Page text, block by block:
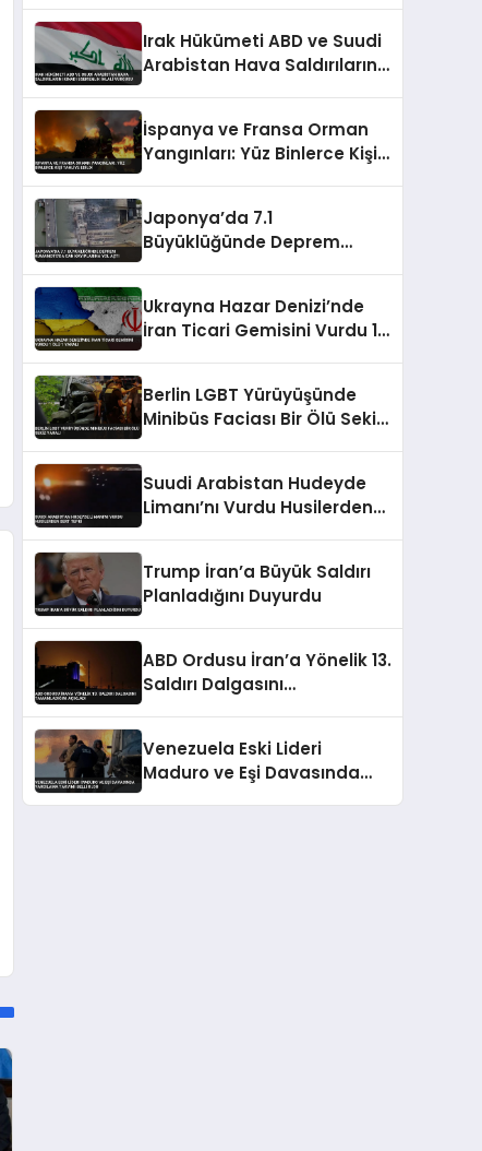
Irak Hükümeti ABD ve Suudi
Arabistan Hava Saldırılarını
İspanya ve Fransa Orman
Yangınları: Yüz Binlerce Kişi
Japonya’da 7.1
Büyüklüğünde Deprem
Ukrayna Hazar Denizi’nde
İran Ticari Gemisini Vurdu 1
Berlin LGBT Yürüyüşünde
Minibüs Faciası Bir Ölü Sekiz
Suudi Arabistan Hudeyde
Limanı’nı Vurdu Husilerden
Trump İran’a Büyük Saldırı
Planladığını Duyurdu
ABD Ordusu İran’a Yönelik 13.
Saldırı Dalgasını
Venezuela Eski Lideri
Maduro ve Eşi Davasında